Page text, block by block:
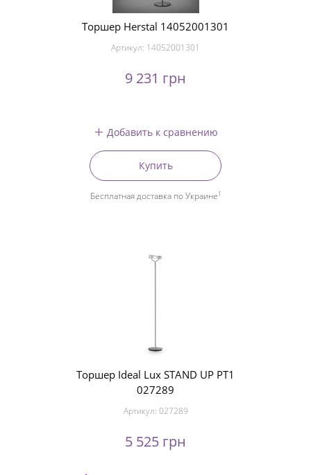
Торшер Herstal 14052001301
Артикул: 14052001301
9 231 грн
Добавить к сравнению
Купить
Бесплатная доставка по Украине1
Торшер Ideal Lux STAND UP PT1
027289
Артикул: 027289
5 525 грн